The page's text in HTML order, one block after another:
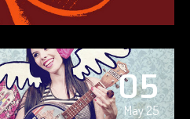
05
May 25